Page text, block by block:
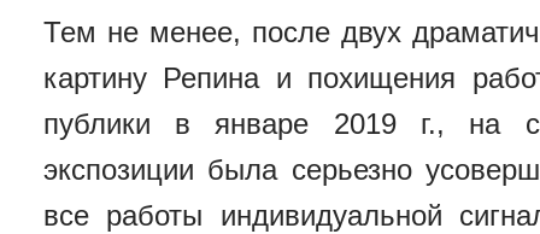
Тем не менее, после двух
картину Репина и похищения
публики в январе 2019 г., на
экспозиции была серьезно
все работы индивидуальной